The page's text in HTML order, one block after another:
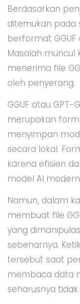
Berdasarkan
ditemukan
berformat GGUF
Masalah muncul
menerima file
oleh penyerang.
GGUF atau
merupakan
menyimpan
secara lokal.
karena efisien
model AI
Namun, dalam
membuat file
yang
sebenarnya.
tersebut saat
membaca data
seharusnya